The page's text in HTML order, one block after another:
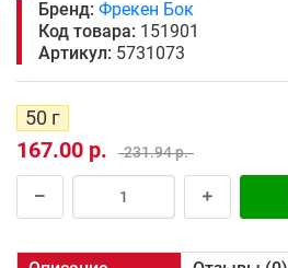
Бренд: Фрекен Бок
Код товара: 151901
Артикул: 5731073
50 г
167.00 р. 231.94 р.